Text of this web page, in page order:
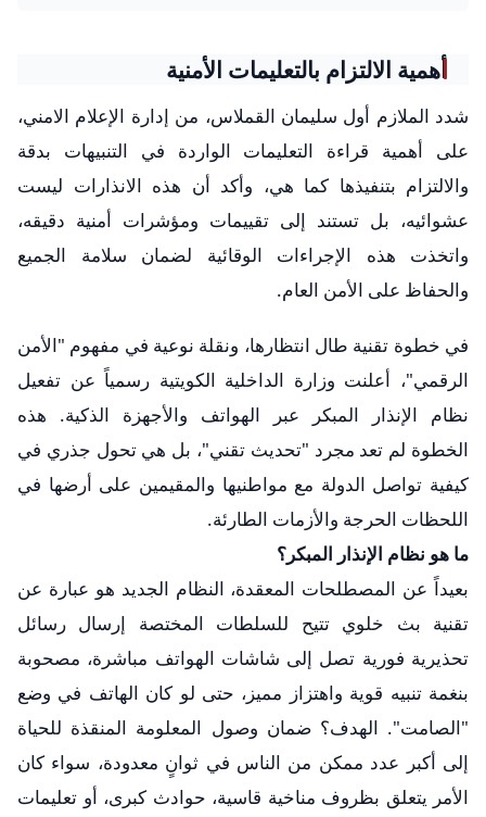
أهمية الالتزام بالتعليمات الأمنية
شدد الملازم أول سليمان القملاس، من إدارة الإعلام الامني،
على أهمية قراءة التعليمات الواردة في التنبيهات بدقة
والالتزام بتنفيذها كما هي، وأكد أن هذه الانذارات ليست
عشوائيه، بل تستند إلى تقييمات ومؤشرات أمنية دقيقه،
واتخذت هذه الإجراءات الوقائية لضمان سلامة الجميع
والحفاظ على الأمن العام.
​في خطوة تقنية طال انتظارها، ونقلة نوعية في مفهوم "الأمن
الرقمي"، أعلنت وزارة الداخلية الكويتية رسمياً عن تفعيل
نظام الإنذار المبكر عبر الهواتف والأجهزة الذكية. هذه
الخطوة لم تعد مجرد "تحديث تقني"، بل هي تحول جذري في
كيفية تواصل الدولة مع مواطنيها والمقيمين على أرضها في
اللحظات الحرجة والأزمات الطارئة.
​ما هو نظام الإنذار المبكر؟
​بعيداً عن المصطلحات المعقدة، النظام الجديد هو عبارة عن
تقنية بث خلوي تتيح للسلطات المختصة إرسال رسائل
تحذيرية فورية تصل إلى شاشات الهواتف مباشرة، مصحوبة
بنغمة تنبيه قوية واهتزاز مميز، حتى لو كان الهاتف في وضع
"الصامت". الهدف؟ ضمان وصول المعلومة المنقذة للحياة
إلى أكبر عدد ممكن من الناس في ثوانٍ معدودة، سواء كان
الأمر يتعلق بظروف مناخية قاسية، حوادث كبرى، أو تعليمات